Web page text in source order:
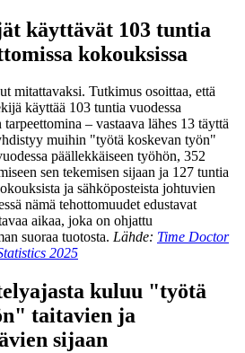
käyttävät 103 tuntia
kokouksissa
mitattavaksi. Tutkimus osoittaa, että
käyttää 103 tuntia vuodessa
– vastaava lähes 13 täyttä
muihin "työtä koskevan työn"
päällekkäiseen työhön, 352
sen tekemisen sijaan ja 127 tuntia
ja sähköposteista johtuvien
nämä tehottomuudet edustavat
aikaa, joka on ohjattu
suoraa tuotosta. Lähde: Time Doctor
2025
kuluu "työtä
taitavien ja
sijaan